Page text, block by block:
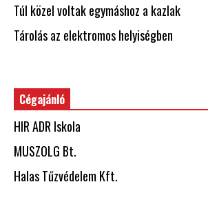
Túl közel voltak egymáshoz a kazlak
Tárolás az elektromos helyiségben
Cégajánló
HIR ADR Iskola
MUSZOLG Bt.
Halas Tűzvédelem Kft.